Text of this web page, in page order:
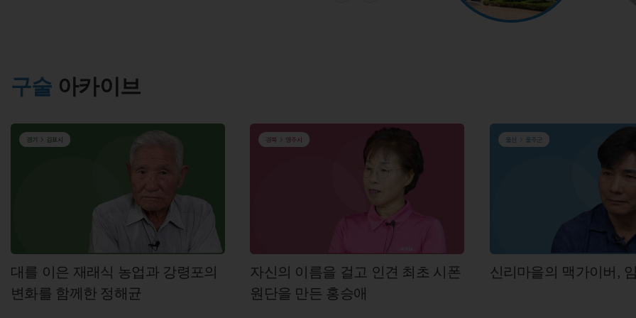
구술 아카이브
대를 이은 재래식 농업과 강령포의
변화를 함께한 정해균
자신의 이름을 걸고 인견 최초 시폰
원단을 만든 홍승애
신리마을의 맥가이버,